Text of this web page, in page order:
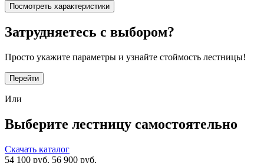
Посмотреть характеристики
Затрудняетесь с выбором?
Просто укажите параметры и узнайте стоймость лестницы!
Перейти
Или
Выберите лестницу самостоятельно
Скачать каталог
54 100 руб. 56 900 руб.